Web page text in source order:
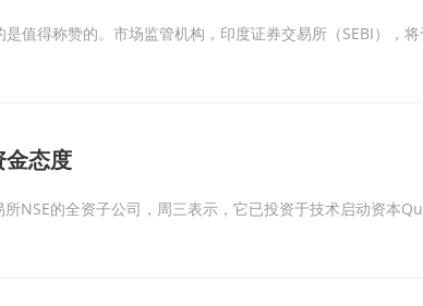
值得称赞的。市场监管机构，印度证券交易所（SEBI），
金态度
NSE的全资子公司，周三表示，它已投资于技术启动资本